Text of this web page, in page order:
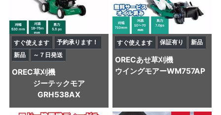
すぐ使えます
予約承ります！
新品
～７日発送
OREC草刈機
ジーテックモア
GRH538AX
すぐ使えます 保証有り 新品
ORECあせ草刈機
ウイングモアーWM757AP